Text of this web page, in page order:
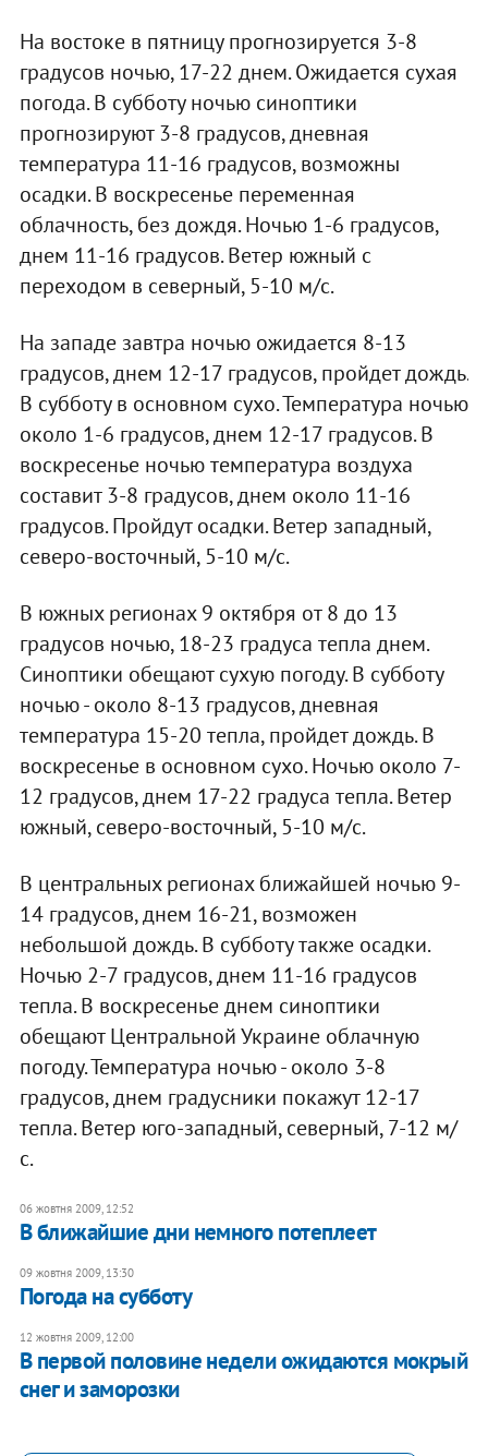
На востоке в пятницу прогнозируется 3-8
градусов ночью, 17-22 днем. Ожидается сухая
погода. В субботу ночью синоптики
прогнозируют 3-8 градусов, дневная
температура 11-16 градусов, возможны
осадки. В воскресенье переменная
облачность, без дождя. Ночью 1-6 градусов,
днем 11-16 градусов. Ветер южный с
переходом в северный, 5-10 м/с.
На западе завтра ночью ожидается 8-13
градусов, днем 12-17 градусов, пройдет дождь.
В субботу в основном сухо. Температура ночью
около 1-6 градусов, днем 12-17 градусов. В
воскресенье ночью температура воздуха
составит 3-8 градусов, днем около 11-16
градусов. Пройдут осадки. Ветер западный,
северо-восточный, 5-10 м/с.
В южных регионах 9 октября от 8 до 13
градусов ночью, 18-23 градуса тепла днем.
Синоптики обещают сухую погоду. В субботу
ночью - около 8-13 градусов, дневная
температура 15-20 тепла, пройдет дождь. В
воскресенье в основном сухо. Ночью около 7-
12 градусов, днем 17-22 градуса тепла. Ветер
южный, северо-восточный, 5-10 м/с.
В центральных регионах ближайшей ночью 9-
14 градусов, днем 16-21, возможен
небольшой дождь. В субботу также осадки.
Ночью 2-7 градусов, днем 11-16 градусов
тепла. В воскресенье днем синоптики
обещают Центральной Украине облачную
погоду. Температура ночью - около 3-8
градусов, днем градусники покажут 12-17
тепла. Ветер юго-западный, северный, 7-12 м/
с.
06 жовтня 2009, 12:52
В ближайшие дни немного потеплеет
09 жовтня 2009, 13:30
Погода на субботу
12 жовтня 2009, 12:00
В первой половине недели ожидаются мокрый
снег и заморозки